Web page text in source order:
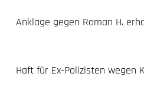
Anklage gegen Roman H.
Haft für Ex-Polizisten wegen